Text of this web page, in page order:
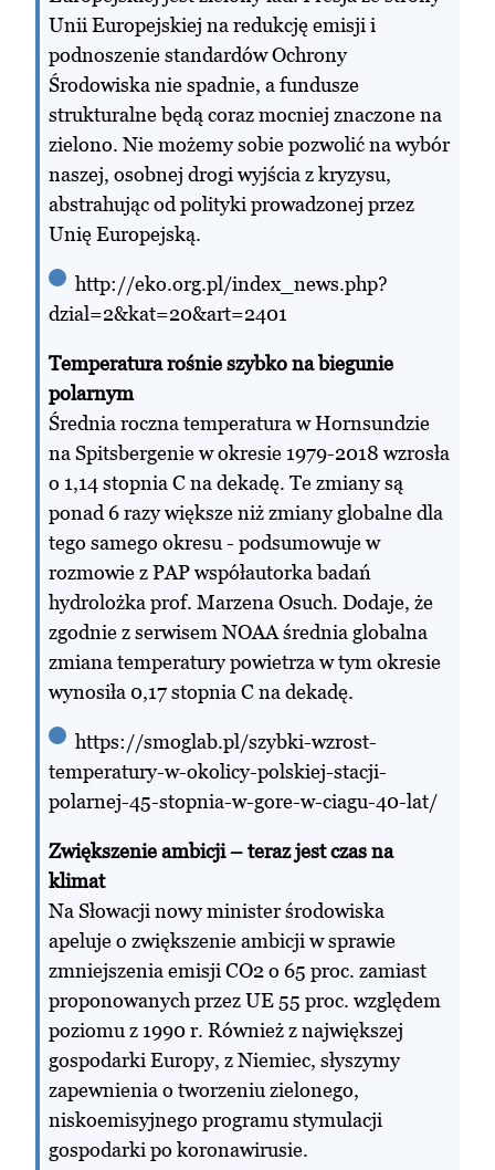
Unii Europejskiej na redukcję emisji i
podnoszenie standardów Ochrony
Środowiska nie spadnie, a fundusze
strukturalne będą coraz mocniej znaczone na
zielono. Nie możemy sobie pozwolić na wybór
naszej, osobnej drogi wyjścia z kryzysu,
abstrahując od polityki prowadzonej przez
Unię Europejską.
http://eko.org.pl/index_news.php?
dzial=2&kat=20&art=2401
Temperatura rośnie szybko na biegunie
polarnym
Średnia roczna temperatura w Hornsundzie
na Spitsbergenie w okresie 1979-2018 wzrosła
o 1,14 stopnia C na dekadę. Te zmiany są
ponad 6 razy większe niż zmiany globalne dla
tego samego okresu - podsumowuje w
rozmowie z PAP współautorka badań
hydrolożka prof. Marzena Osuch. Dodaje, że
zgodnie z serwisem NOAA średnia globalna
zmiana temperatury powietrza w tym okresie
wynosiła 0,17 stopnia C na dekadę.
https://smoglab.pl/szybki-wzrost-
temperatury-w-okolicy-polskiej-stacji-
polarnej-45-stopnia-w-gore-w-ciagu-40-lat/
Zwiększenie ambicji – teraz jest czas na
klimat
Na Słowacji nowy minister środowiska
apeluje o zwiększenie ambicji w sprawie
zmniejszenia emisji CO2 o 65 proc. zamiast
proponowanych przez UE 55 proc. względem
poziomu z 1990 r. Również z największej
gospodarki Europy, z Niemiec, słyszymy
zapewnienia o tworzeniu zielonego,
niskoemisyjnego programu stymulacji
gospodarki po koronawirusie.